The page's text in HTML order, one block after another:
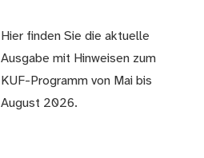
Hier finden Sie die aktuelle
Ausgabe mit Hinweisen zum
KUF-Programm von Mai bis
August 2026.